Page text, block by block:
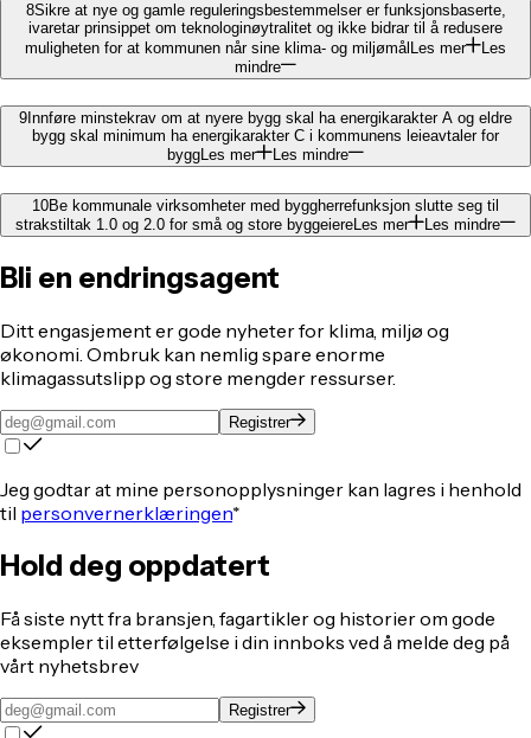
8Sikre at nye og gamle reguleringsbestemmelser er funksjonsbaserte,
ivaretar prinsippet om teknologinøytralitet og ikke bidrar til å redusere
muligheten for at kommunen når sine klima- og miljømålLes mer
Les
mindre
9Innføre minstekrav om at nyere bygg skal ha energikarakter A og eldre
bygg skal minimum ha energikarakter C i kommunens leieavtaler for
bygg Les mer Les mindre
10Be kommunale virksomheter med byggherrefunksjon slutte seg til
strakstiltak 1.0 og 2.0 for små og store byggeiereLes mer Les mindre
Bli en endringsagent
Ditt engasjement er gode nyheter for klima, miljø og
økonomi. Ombruk kan nemlig spare enorme
klimagassutslipp og store mengder ressurser.
Registrer
Jeg godtar at mine personopplysninger kan lagres i henhold
til personvernerklæringen*
Hold deg oppdatert
Få siste nytt fra bransjen, fagartikler og historier om gode
eksempler til etterfølgelse i din innboks ved å melde deg på
vårt nyhetsbrev
Registrer